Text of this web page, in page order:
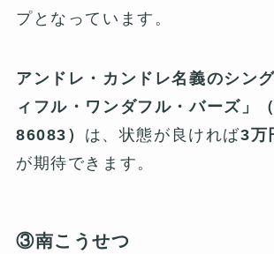
プとなっています。
アンドレ・カンドレ名義のシン
ィフル・ワンダフル・バーズ」
86083） は、状態が良ければ3万
が期待できます。
③南こうせつ